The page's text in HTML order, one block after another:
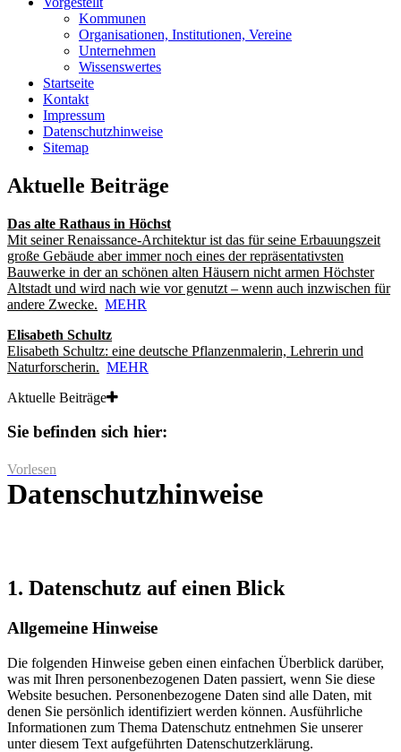
Kommunen
Organisationen, Institutionen, Vereine
Unternehmen
Wissenswertes
Startseite
Kontakt
Impressum
Datenschutzhinweise
Sitemap
Aktuelle Beiträge
Das alte Rathaus in Höchst
Mit seiner Renaissance-Architektur ist das für seine Erbauungszeit
große Gebäude aber immer noch eines der repräsentativsten
Bauwerke in der an schönen alten Häusern nicht armen Höchster
Altstadt und wird nach wie vor genutzt – wenn auch inzwischen für
andere Zwecke. MEHR
Elisabeth Schultz
Elisabeth Schultz: eine deutsche Pflanzenmalerin, Lehrerin und
Naturforscherin. MEHR
Aktuelle Beiträge
Sie befinden sich hier:
Vorlesen
Datenschutzhinweise
1. Datenschutz auf einen Blick
Allgemeine Hinweise
Die folgenden Hinweise geben einen einfachen Überblick darüber,
was mit Ihren personenbezogenen Daten passiert, wenn Sie diese
Website besuchen. Personenbezogene Daten sind alle Daten, mit
denen Sie persönlich identifiziert werden können. Ausführliche
Informationen zum Thema Datenschutz entnehmen Sie unserer
unter diesem Text aufgeführten Datenschutzerklärung.